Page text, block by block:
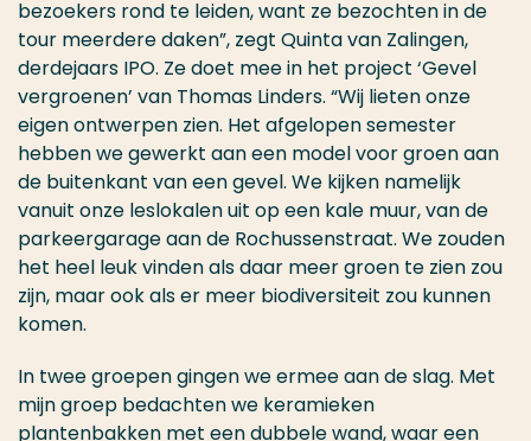
bezoekers rond te leiden, want ze bezochten in de
tour meerdere daken”, zegt Quinta van Zalingen,
derdejaars IPO. Ze doet mee in het project ‘Gevel
vergroenen’ van Thomas Linders. “Wij lieten onze
eigen ontwerpen zien. Het afgelopen semester
hebben we gewerkt aan een model voor groen aan
de buitenkant van een gevel. We kijken namelijk
vanuit onze leslokalen uit op een kale muur, van de
parkeergarage aan de Rochussenstraat. We zouden
het heel leuk vinden als daar meer groen te zien zou
zijn, maar ook als er meer biodiversiteit zou kunnen
komen.
In twee groepen gingen we ermee aan de slag. Met
mijn groep bedachten we keramieken
plantenbakken met een dubbele wand, waar een